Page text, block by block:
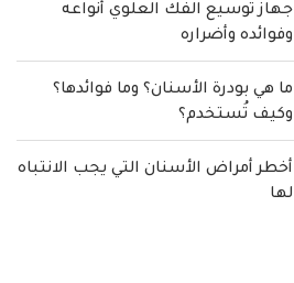
جهاز توسيع الفك العلوي أنواعه
وفوائده وأضراره
ما هي بودرة الأسنان؟ وما فوائدها؟
وكيف تُستخدم؟
أخطر أمراض الأسنان التي يجب الانتباه
لها